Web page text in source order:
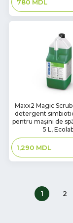
780 MDL
В
наличии
Maxx2 Magic
detergent
pentru mașini de
5 L,
1,290 MDL
1 2